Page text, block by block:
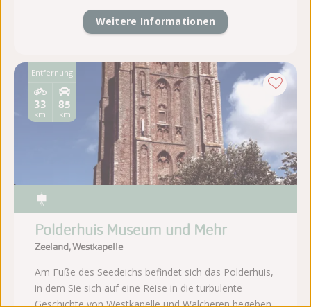
Weitere Informationen
Entfernung
85
km
33
km
Polderhuis Museum und Mehr
Zeeland, Westkapelle
Am Fuße des Seedeichs befindet sich das Polderhuis,
in dem Sie sich auf eine Reise in die turbulente
Geschichte von Westkapelle und Walcheren begeben